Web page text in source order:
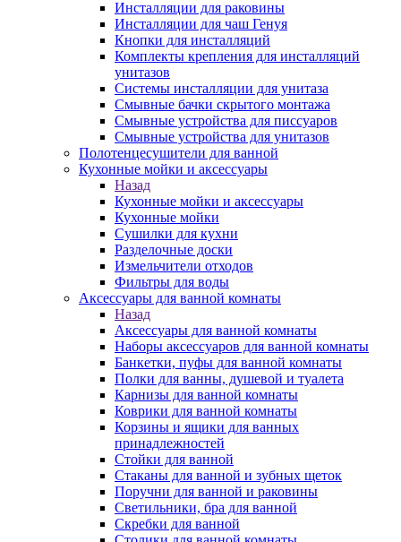
Инсталляции для раковины
Инсталляции для чаш Генуя
Кнопки для инсталляций
Комплекты крепления для инсталляций
унитазов
Системы инсталляции для унитаза
Смывные бачки скрытого монтажа
Смывные устройства для писсуаров
Смывные устройства для унитазов
Полотенцесушители для ванной
Кухонные мойки и аксессуары
Назад
Кухонные мойки и аксессуары
Кухонные мойки
Сушилки для кухни
Разделочные доски
Измельчители отходов
Фильтры для воды
Аксессуары для ванной комнаты
Назад
Аксессуары для ванной комнаты
Наборы аксессуаров для ванной комнаты
Банкетки, пуфы для ванной комнаты
Полки для ванны, душевой и туалета
Карнизы для ванной комнаты
Коврики для ванной комнаты
Корзины и ящики для ванных
принадлежностей
Стойки для ванной
Стаканы для ванной и зубных щеток
Поручни для ванной и раковины
Светильники, бра для ванной
Скребки для ванной